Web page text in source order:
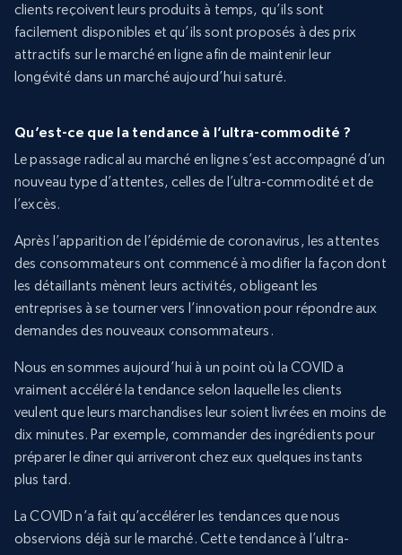
clients reçoivent leurs produits à temps, qu’ils sont
facilement disponibles et qu’ils sont proposés à des prix
attractifs sur le marché en ligne afin de maintenir leur
longévité dans un marché aujourd’hui saturé.
Qu’est-ce que la tendance à l’ultra-commodité ?
Le passage radical au marché en ligne s’est accompagné d’un
nouveau type d’attentes, celles de l’ultra-commodité et de
l’excès.
Après l’apparition de l’épidémie de coronavirus, les attentes
des consommateurs ont commencé à modifier la façon dont
les détaillants mènent leurs activités, obligeant les
entreprises à se tourner vers l’innovation pour répondre aux
demandes des nouveaux consommateurs.
Nous en sommes aujourd’hui à un point où la COVID a
vraiment accéléré la tendance selon laquelle les clients
veulent que leurs marchandises leur soient livrées en moins de
dix minutes. Par exemple, commander des ingrédients pour
préparer le dîner qui arriveront chez eux quelques instants
plus tard.
La COVID n’a fait qu’accélérer les tendances que nous
observions déjà sur le marché. Cette tendance à l’ultra-